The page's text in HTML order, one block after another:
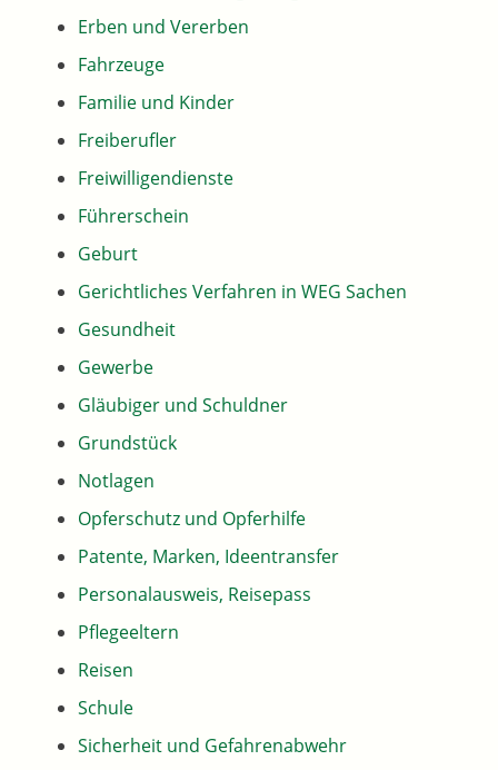
Erben und Vererben
Fahrzeuge
Familie und Kinder
Freiberufler
Freiwilligendienste
Führerschein
Geburt
Gerichtliches Verfahren in WEG Sachen
Gesundheit
Gewerbe
Gläubiger und Schuldner
Grundstück
Notlagen
Opferschutz und Opferhilfe
Patente, Marken, Ideentransfer
Personalausweis, Reisepass
Pflegeeltern
Reisen
Schule
Sicherheit und Gefahrenabwehr